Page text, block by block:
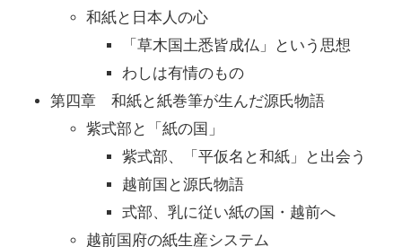
和紙と日本人の心
「草木国土悉皆成仏」という思想
わしは有情のもの
第四章 和紙と紙巻筆が生んだ源氏物語
紫式部と「紙の国」
紫式部、「平仮名と和紙」と出会う
越前国と源氏物語
式部、乳に従い紙の国・越前へ
越前国府の紙生産システム